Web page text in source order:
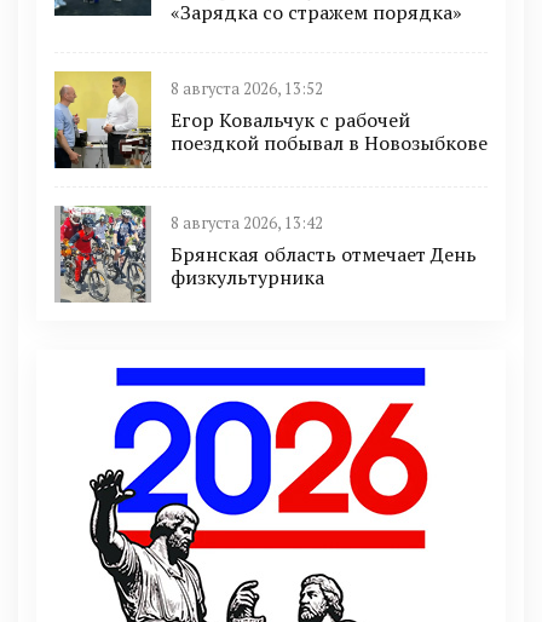
«Зарядка со стражем порядка»
8 августа 2026, 13:52
Егор Ковальчук с рабочей
поездкой побывал в Новозыбкове
8 августа 2026, 13:42
Брянская область отмечает День
физкультурника